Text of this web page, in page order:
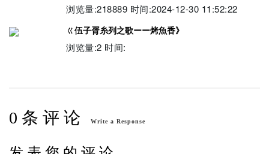
浏览量:218889 时间:2024-12-30 11:52:22
ㄍ伍子胥糸列之歌ーー烤魚香》
浏览量:2 时间:
0 条 评 论 Write a Response